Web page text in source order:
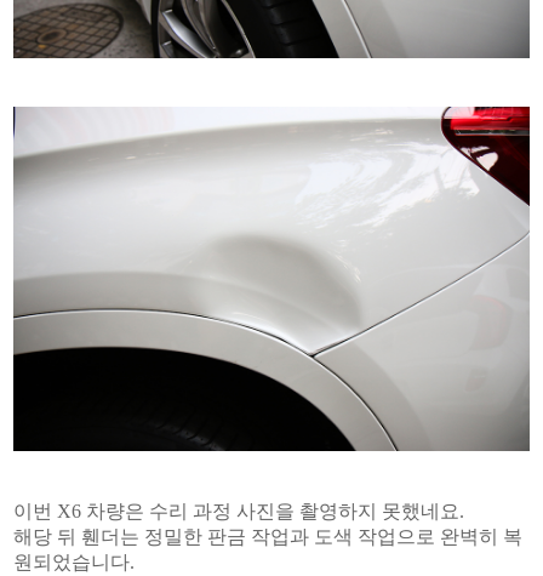
이번 X6 차량은 수리 과정 사진을 촬영하지 못했네요.
해당 뒤 휀더는 정밀한 판금 작업과 도색 작업으로 완벽히 복
원되었습니다.